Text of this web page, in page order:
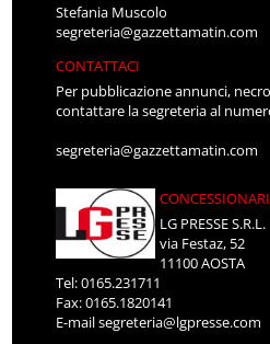
Stefania Muscolo
segreteria@gazzettamatin.com
CONTATTACI
Per pubblicazione annunci,
contattare la segreteria al
segreteria@gazzettamatin.com
LG PRESSE S.R.L.
via Festaz, 52
11100 AOSTA
Tel: 0165.231711
Fax: 0165.1820141
E-mailsegreteria@lgpresse.com